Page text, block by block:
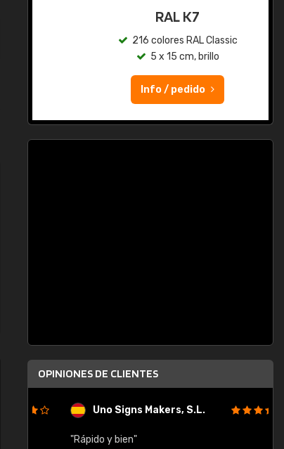
RAL K7
216 colores RAL Classic
5 x 15 cm, brillo
Info / pedido
OPINIONES DE CLIENTES
Uno Signs Makers, S.L.
"Rápido y bien"